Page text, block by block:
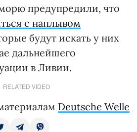
предупредили, что
с наплывом
будут искать у них
дальнейшего
в Ливии.
RELATED VIDEO
Deutsche Welle